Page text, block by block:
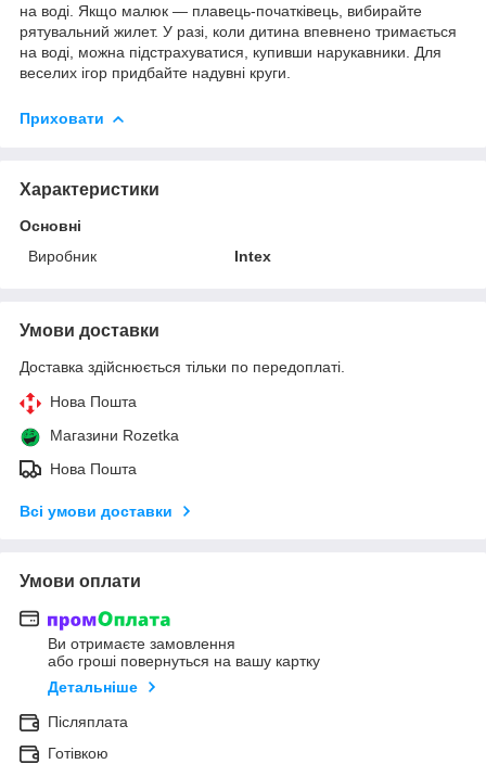
на воді. Якщо малюк — плавець-початківець, вибирайте
рятувальний жилет. У разі, коли дитина впевнено тримається
на воді, можна підстрахуватися, купивши нарукавники. Для
веселих ігор придбайте надувні круги.
Приховати
Характеристики
Основні
Виробник
Intex
Умови доставки
Доставка здійснюється тільки по передоплаті.
Нова Пошта
Магазини Rozetka
Нова Пошта
Всі умови доставки
Умови оплати
Ви отримаєте замовлення
або гроші повернуться на вашу картку
Детальніше
Післяплата
Готівкою